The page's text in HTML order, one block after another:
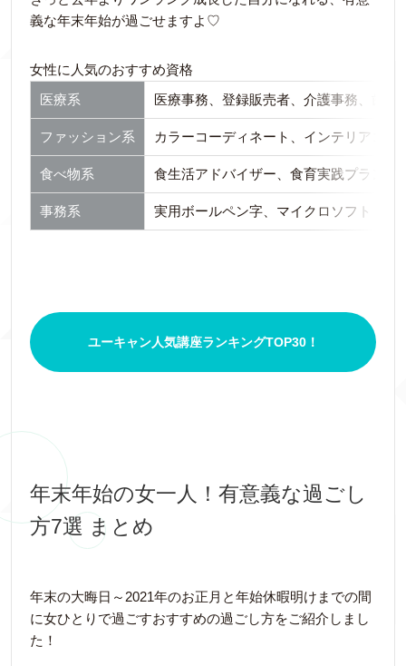
義な年末年始が過ごせますよ♡
女性に人気のおすすめ資格
医療系
医療事務、登録販売者、介護事務、歯科
ファッション系 カラーコーディネート、インテリアコ
食べ物系 食生活アドバイザー、食育実践プラン
事務系 実用ボールペン字、マイクロソフト オ
ユーキャン人気講座ランキングTOP30！
年末年始の女一人！有意義な過ごし
方7選 まとめ
年末の大晦日～2021年のお正月と年始休暇明けまでの間
に女ひとりで過ごすおすすめの過ごし方をご紹介しまし
た！